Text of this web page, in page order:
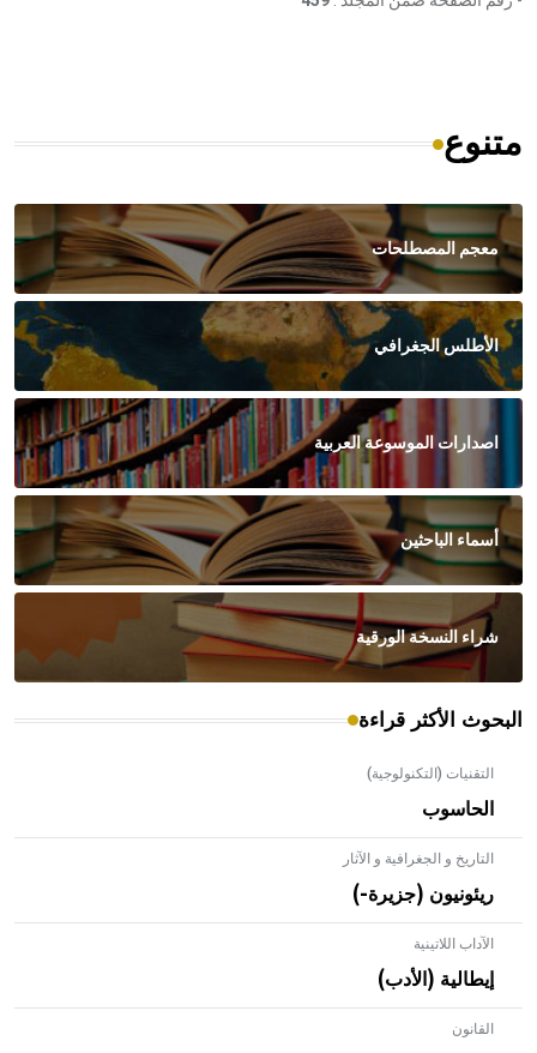
متنوع
معجم المصطلحات
الأطلس الجغرافي
اصدارات الموسوعة العربية
أسماء الباحثين
شراء النسخة الورقية
البحوث الأكثر قراءة
التقنيات (التكنولوجية)
الحاسوب
التاريخ و الجغرافية و الآثار
ريئونيون (جزيرة-)
الآداب اللاتينية
إيطالية (الأدب)
القانون- هل تعلم أن الأبلق نوع من الفنون الهندسية التي ارتبطت